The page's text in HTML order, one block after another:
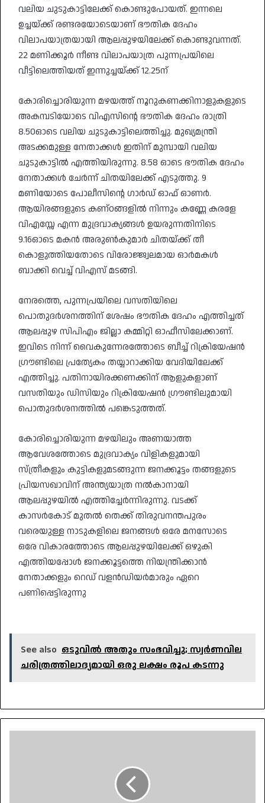
വലിയ ചുടുകാട്ടിലേക്ക് കൊണ്ടുപോയത്. ഇന്നലെ
ഉച്ചയ്ക്ക് രണ്ടരയോടെയാണ് ഭൗതിക ദേഹം
വിലാപയാത്രയായി ആലപ്പുഴയിലേക്ക് കൊണ്ടുവന്നത്.
22 മണിക്കൂർ നീണ്ട വിലാപയാത്ര പുന്നപ്രയിലെ
വീട്ടിലെത്തിയത് ഇന്നുച്ചയ്ക്ക് 12.25ന്
കോരിച്ചൊരിയുന്ന മഴയത്ത് നൂറുകണക്കിനാളുകളുടെ
അകമ്പടിയോടെ വിഎസിന്റെ ഭൗതിക ദേഹം രാത്രി
8.50ഓടെ വലിയ ചുടുകാട്ടിലെത്തിച്ചു. മുഖ്യമന്ത്രി
അടക്കമുള്ള നേതാക്കൾ ഇതിന് മുമ്പായി വലിയ
ചുടുകാട്ടിൽ എത്തിയിരുന്നു. 8.58 ഓടെ ഭൗതിക ദേഹം
നേതാക്കൾ ചേർന്ന് ചിതയിലേക്ക് എടുത്തു. 9
മണിയോടെ പോലീസിന്റെ ഗാർഡ് ഓഫ് ഓണർ.
ആയിരങ്ങളുടെ കണ്ഠങ്ങളിൽ നിന്നും കണ്ണേ കരളേ
വിഎസ്സേ എന്ന മുദ്രവാക്യങ്ങൾ ഉയരുന്നതിനിടെ
9.16ഓടെ മകൻ അരുൺകുമാർ ചിതയ്ക്ക് തീ
കൊളുത്തിയതോടെ വിരോജ്ജ്വലമായ ഓർമകൾ
ബാക്കി വെച്ച് വിഎസ് മടങ്ങി.
നേരത്തെ, പുന്നപ്രയിലെ വസതിയിലെ
പൊതുദർശനത്തിന് ശേഷം ഭൗതിക ദേഹം എത്തിച്ചത്
ആലപ്പുഴ സിപിഎം ജില്ലാ കമ്മിറ്റി ഓഫീസിലേക്കാണ്.
ഇവിടെ നിന്ന് വൈകുന്നേരത്തോടെ ബീച്ച് റിക്രിയേഷൻ
ഗ്രൗണ്ടിലെ പ്രത്യേകം തയ്യാറാക്കിയ വേദിയിലേക്ക്
എത്തിച്ചു. പതിനായിരക്കണക്കിന് ആളുകളാണ്
വസതിയും ഡിസിയും റിക്രിയേഷൻ ഗ്രൗണ്ടിലുമായി
പൊതുദർശനത്തിൽ പങ്കെടുത്തത്.
കോരിച്ചൊരിയുന്ന മഴയിലും അണയാത്ത
ആവേശത്തോടെ മുദ്രവാക്യം വിളികളുമായി
സ്ത്രീകളും കുട്ടികളുമടങ്ങുന്ന ജനക്കൂട്ടം തങ്ങളുടെ
പ്രിയസഖാവിന് അന്ത്യയാത്ര നൽകാനായി
ആലപ്പുഴയിൽ എത്തിച്ചേർന്നിരുന്നു. വടക്ക്
കാസർകോട് മുതൽ തെക്ക് തിരുവനന്തപുരം
വരെയുള്ള നാടുകളിലെ ജനങ്ങൾ ഒരേ മനസോടെ
ഒരേ വികാരത്തോടെ ആലപ്പുഴയിലേക്ക് ഒഴുകി
എത്തിയപ്പോൾ ജനക്കൂട്ടത്തെ നിയന്ത്രിക്കാൻ
നേതാക്കളും റെഡ് വളൻഡിയർമാരും ഏറെ
പണിപ്പെട്ടിരുന്നു
See also ഒടുവിൽ അതും സംഭവിച്ചു; സ്വർണവില
ചരിത്രത്തിലാദ്യമായി ഒരു ലക്ഷം രൂപ കടന്നു